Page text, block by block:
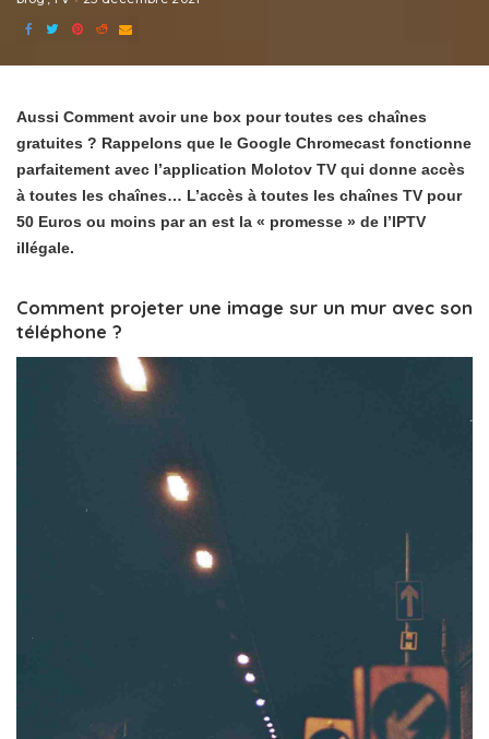
Aussi Comment avoir une box pour toutes ces chaînes
gratuites ? Rappelons que le Google Chromecast fonctionne
parfaitement avec l’application Molotov TV qui donne accès
à toutes les chaînes… L’accès à toutes les chaînes TV pour
50 Euros ou moins par an est la « promesse » de l’IPTV
illégale.
Comment projeter une image sur un mur avec son
téléphone ?